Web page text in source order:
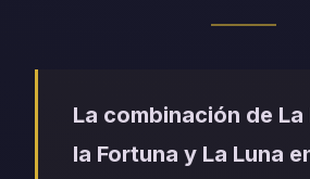
La combinación de La
la Fortuna y La Luna